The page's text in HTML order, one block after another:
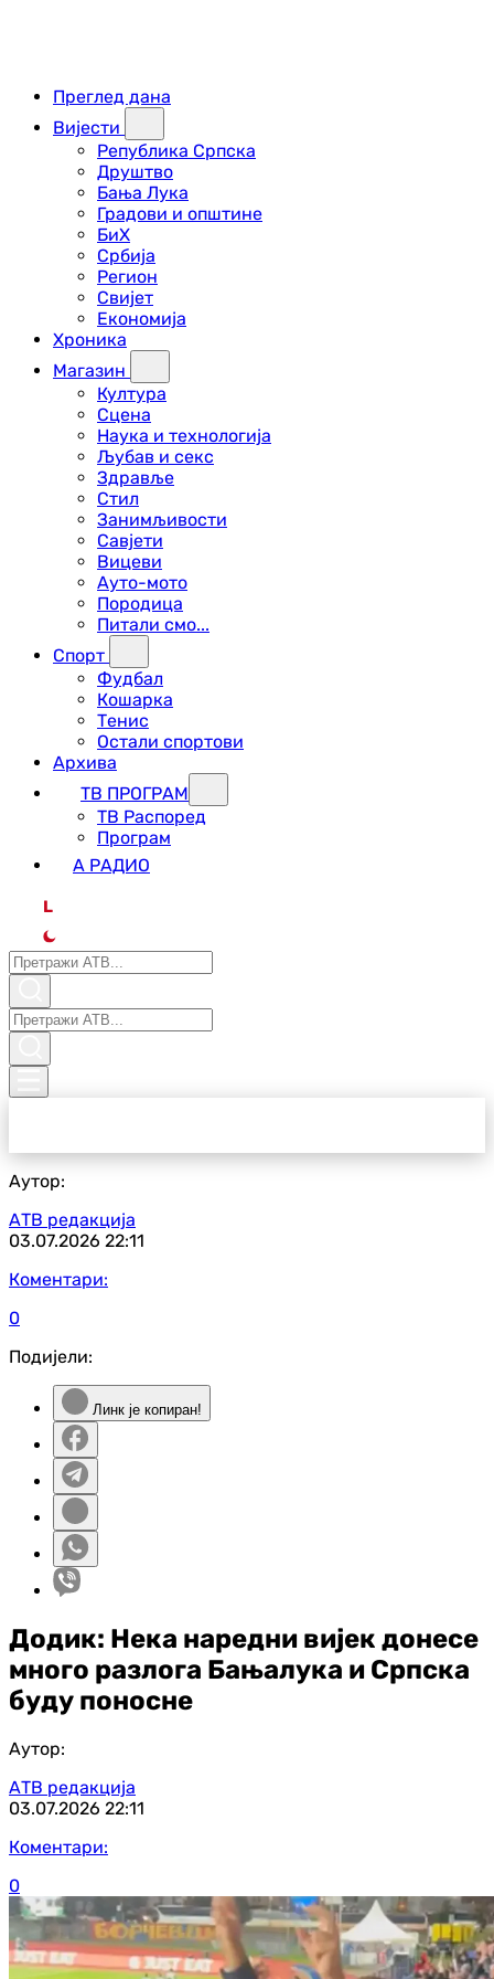
Преглед дана
Вијести
Република Српска
Друштво
Бања Лука
Градови и општине
БиХ
Србија
Регион
Свијет
Економија
Хроника
Магазин
Култура
Сцена
Наука и технологија
Љубав и секс
Здравље
Стил
Занимљивости
Савјети
Вицеви
Ауто-мото
Породица
Питали смо...
Спорт
Фудбал
Кошарка
Тенис
Остали спортови
Архива
ТВ ПРОГРАМ
ТВ Распоред
Програм
А РАДИО
L
Аутор:
АТВ редакција
03.07.2026 22:11
Коментари:
0
Подијели:
Линк је копиран!
Додик: Нека наредни вијек донесе
много разлога Бањалука и Српска
буду поносне
Аутор:
АТВ редакција
03.07.2026 22:11
Коментари:
0